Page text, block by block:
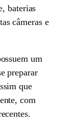
baterias
câmeras e
um
preparar
que
com